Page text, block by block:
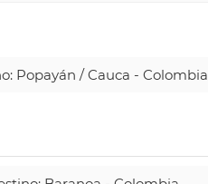
Popayán / Cauca - Colombia